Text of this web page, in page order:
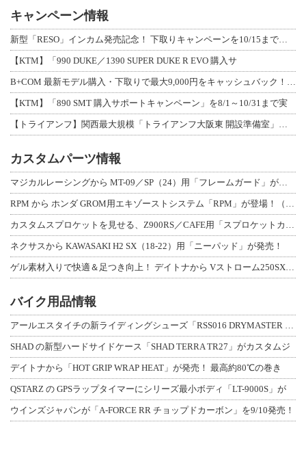
キャンペーン情報
新型「RESO」インカム発売記念！ 下取りキャンペーンを10/15まで延長して開
【KTM】「990 DUKE／1390 SUPER DUKE R EVO 購入サ
B+COM 最新モデル購入・下取りで最大9,000円をキャッシュバック！「B+F
【KTM】「890 SMT 購入サポートキャンペーン」を8/1～10/31まで実
【トライアンフ】関西最大規模「トライアンフ大阪東 開設準備室」がオープン！ 限定
カスタムパーツ情報
マジカルレーシングから MT-09／SP（24）用「フレームガード」が登場！
RPM から ホンダ GROM用エキゾーストシステム「RPM」が登場！（動画あり
カスタムスプロケットを見せる、Z900RS／CAFE用「スプロケットカバーフルキ
ネクサスから KAWASAKI H2 SX（18-22）用「ニーパッド」が発売！
ゲル素材入りで快適＆足つき向上！ デイトナから Vストローム250SX用「快適ロ
バイク用品情報
アールエスタイチの新ライディングシューズ「RSS016 DRYMASTER スト
SHAD の新型ハードサイドケース「SHAD TERRA TR27」がカスタムジ
デイトナから「HOT GRIP WRAP HEAT」が発売！ 最高約80℃の巻き
QSTARZ の GPSラップタイマーにシリーズ最小ボディ「LT-9000S」が
ウインズジャパンが「A-FORCE RR チョップドカーボン」を9/10発売！